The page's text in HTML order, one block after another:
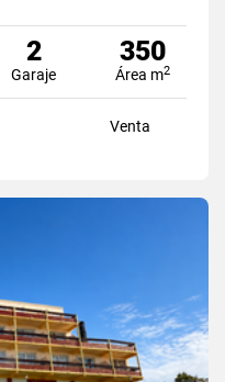
2
Garaje
350
Área m2
Venta